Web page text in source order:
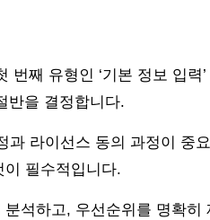
째 유형인 ‘기본 정보 입력
반을 결정합니다.
과 라이선스 동의 과정이 중
필수적입니다.
석하고, 우선순위를 명확히